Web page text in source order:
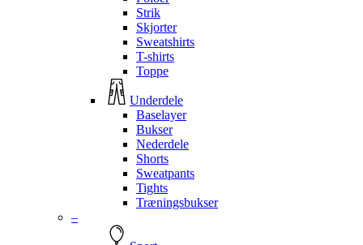
Strik
Skjorter
Sweatshirts
T-shirts
Toppe
Underdele
Baselayer
Bukser
Nederdele
Shorts
Sweatpants
Tights
Træningsbukser
–